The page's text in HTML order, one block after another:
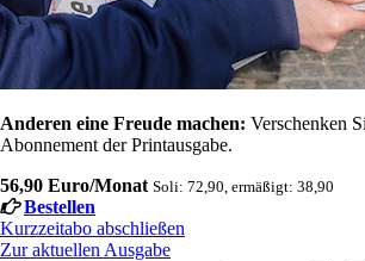
Anderen eine Freude machen: Verschenken
Abonnement der Printausgabe.
56,90 Euro/Monat Soli: 72,90, ermäßigt: 38,90
Bestellen
Kurzzeitabo abschließen
Zur aktuellen Ausgabe